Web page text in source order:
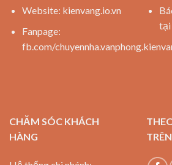
Website: kienvang.io.vn
Fanpage:
fb.com/
tại
CHĂM SÓC KHÁCH
HÀNG
TRÊN